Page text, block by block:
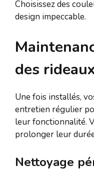
Choisissez des
design impeccable.
des
Une fois installés,
entretien régulier
leur fonctionnalité.
prolonger leur
Nettoyage